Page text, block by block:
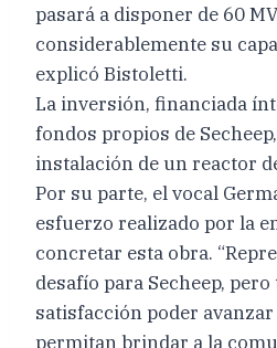
pasará a disponer de 60
considerablemente su
explicó Bistoletti.
La inversión, financiada
fondos propios de
instalación de un reactor
Por su parte, el vocal
esfuerzo realizado por la
concretar esta obra.
desafío para Secheep,
satisfacción poder
permitan brindar a la